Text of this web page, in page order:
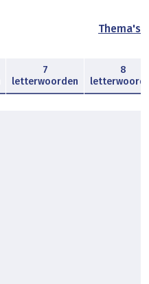
Thema's
7
letterwoorden
8